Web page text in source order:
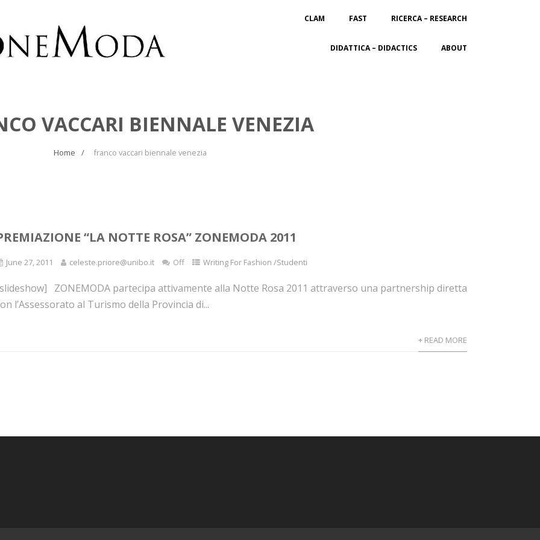
CLAM FAST RICERCA – RESEARCH
DIDATTICA – DIDACTICS ABOUT
VACCARI BIENNALE VENEZIA
Home franco vaccari biennale venezia
“LA NOTTE ROSA” ZONEMODA 2011
June 27, 2011 celeste.priore@unibo.it Off Writing For Fashion /Studenti
ZONEMODA partecipa attivamente alla Notte Rosa 2011 attraverso una partnership diretta
l’Assessorato al Turismo della Provincia di...
+ READ MORE